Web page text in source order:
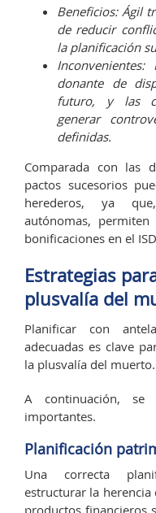
Beneficios: Ágil
de reducir
la planificación
donante de
futuro, y las
generar
definidas.
Comparada con las
pactos sucesorios
herederos, ya
autónomas,
bonificaciones en el
Estrategias
plusvalía del
Planificar con
adecuadas es clave
la plusvalía del muerto.
A continuación, se
importantes.
Planificación
Una correcta
estructurar la
productos financieros